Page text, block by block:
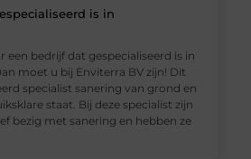
is in
een bedrijf dat gespecialiseerd is in
moet u bij Enviterra BV zijn! Dit
specialist sanering van grond en
staat. Bij deze specialist zijn
bezig met sanering en hebben ze